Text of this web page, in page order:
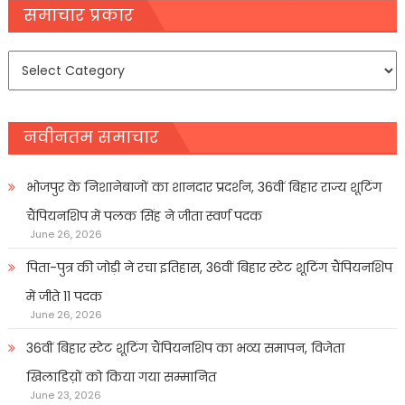
navigation
समाचार प्रकार
समाचार
नवीनतम समाचार
भोजपुर के निशानेबाजों का शानदार प्रदर्शन, 36वीं बिहार राज्य शूटिंग
चैंपियनशिप में पलक सिंह ने जीता स्वर्ण पदक
June 26, 2026
पिता-पुत्र की जोड़ी ने रचा इतिहास, 36वीं बिहार स्टेट शूटिंग चैंपियनशिप
में जीते 11 पदक
June 26, 2026
36वीं बिहार स्टेट शूटिंग चैंपियनशिप का भव्य समापन, विजेता
खिलाडिय़ों को किया गया सम्मानित
June 23, 2026